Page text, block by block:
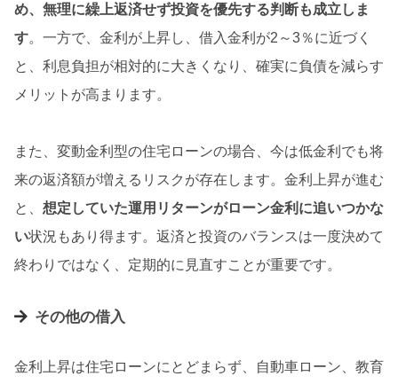
め、無理に繰上返済せず投資を優先する判断も成立しま
す。一方で、金利が上昇し、借入金利が2～3％に近づく
と、利息負担が相対的に大きくなり、確実に負債を減らす
メリットが高まります。
また、変動金利型の住宅ローンの場合、今は低金利でも将
来の返済額が増えるリスクが存在します。金利上昇が進む
と、 想定していた運用リターンがローン金利に追いつかな
い状況もあり得ます。返済と投資のバランスは一度決めて
終わりではなく、定期的に見直すことが重要です。
その他の借入
金利上昇は住宅ローンにとどまらず、自動車ローン、教育